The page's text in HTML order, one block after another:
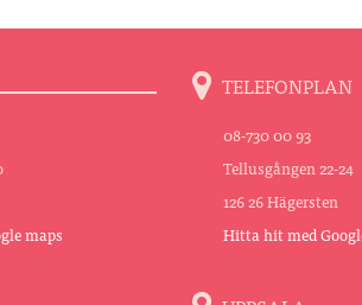
maps
TELEFONPLAN
08-730 00 93
Tellusgången 22-24
126 26 Hägersten
Hitta hit med